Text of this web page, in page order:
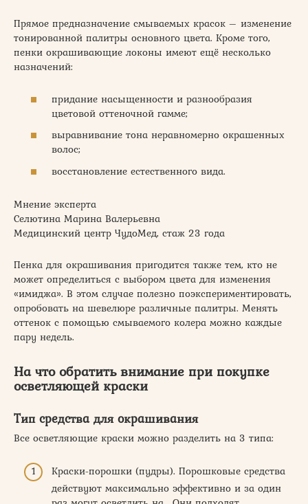
Прямое предназначение смываемых красок – изменение
тонированной палитры основного цвета. Кроме того,
пенки окрашивающие локоны имеют ещё несколько
назначений:
придание насыщенности и разнообразия
цветовой оттеночной гамме;
выравнивание тона неравномерно окрашенных
волос;
восстановление естественного вида.
Мнение эксперта
Селютина Марина Валерьевна
Медицинский центр ЧудоМед, стаж 23 года
Пенка для окрашивания пригодится также тем, кто не
может определиться с выбором цвета для изменения
«имиджа». В этом случае полезно поэкспериментировать,
опробовать на шевелюре различные палитры. Менять
оттенок с помощью смываемого колера можно каждые
пару недель.
На что обратить внимание при покупке
осветляющей краски
Тип средства для окрашивания
Все осветляющие краски можно разделить на 3 типа:
Краски-порошки (пудры). Порошковые средства
действуют максимально эффективно и за один